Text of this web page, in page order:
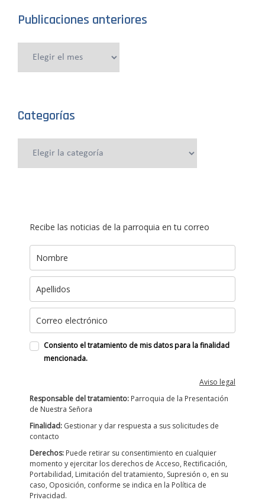
Publicaciones anteriores
Categorías
Recibe las noticias de la parroquia en tu correo
Consiento el tratamiento de mis datos para la finalidad
mencionada.
Aviso legal
Responsable del tratamiento: Parroquia de la Presentación
de Nuestra Señora
Finalidad: Gestionar y dar respuesta a sus solicitudes de
contacto
Derechos: Puede retirar su consentimiento en cualquier
momento y ejercitar los derechos de Acceso, Rectificación,
Portabilidad, Limitación del tratamiento, Supresión o, en su
caso, Oposición, conforme se indica en la Política de
Privacidad.